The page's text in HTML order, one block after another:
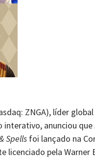
ZNGA), líder
anunciou que
Spells foi lançado na
licenciado pela Warner